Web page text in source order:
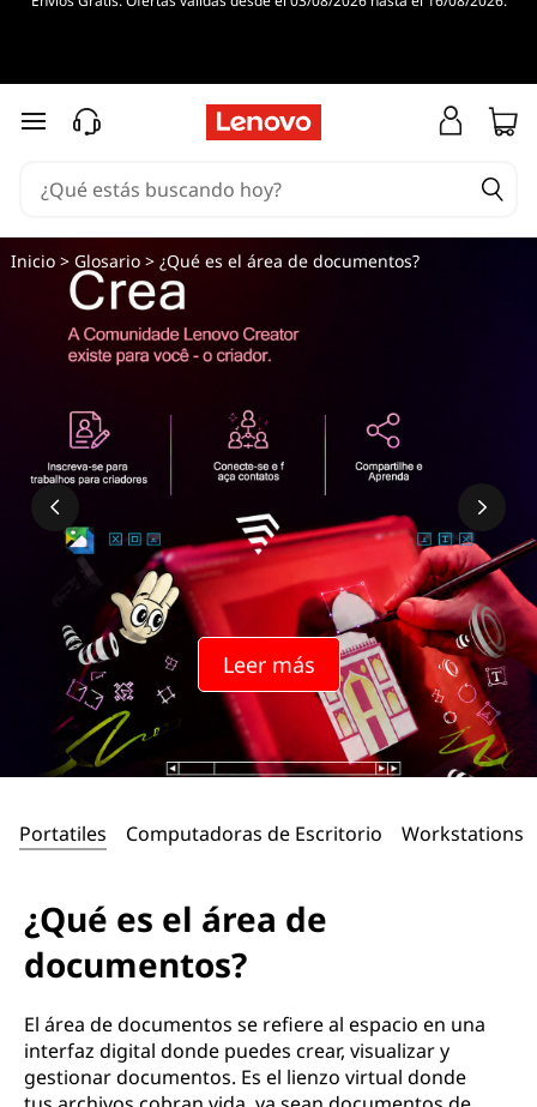
Ir al contenido principal
Leer más
Inicio> Glosario> ¿Qué es el área de documentos?
Portatiles Computadoras de Escritorio Workstations
¿Qué es el área de
documentos?
El área de documentos se refiere al espacio en una
interfaz digital donde puedes crear, visualizar y
gestionar documentos. Es el lienzo virtual donde